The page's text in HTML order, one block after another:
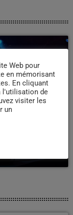
Web pour
en mémorisant
En cliquant
l'utilisation de
visiter les
un